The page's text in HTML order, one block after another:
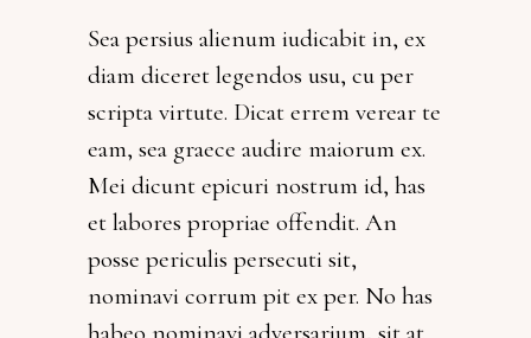
Sea persius alienum iudicabit in, ex
diam diceret legendos usu, cu per
scripta virtute. Dicat errem verear te
eam, sea graece audire maiorum ex.
Mei dicunt epicuri nostrum id, has
et labores propriae offendit. An
posse periculis persecuti sit,
nominavi corrum pit ex per. No has